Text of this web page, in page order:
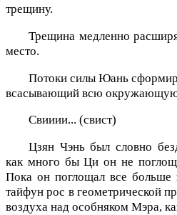
трещину.
Трещина медленно
место.
Потоки силы Юань
всасывающий всю
Свииии... (свист)
Цзян Чэнь был словно
как много бы Ци он не
Пока он поглощал все
тайфун рос в геометрической
воздуха над особняком Мэра,